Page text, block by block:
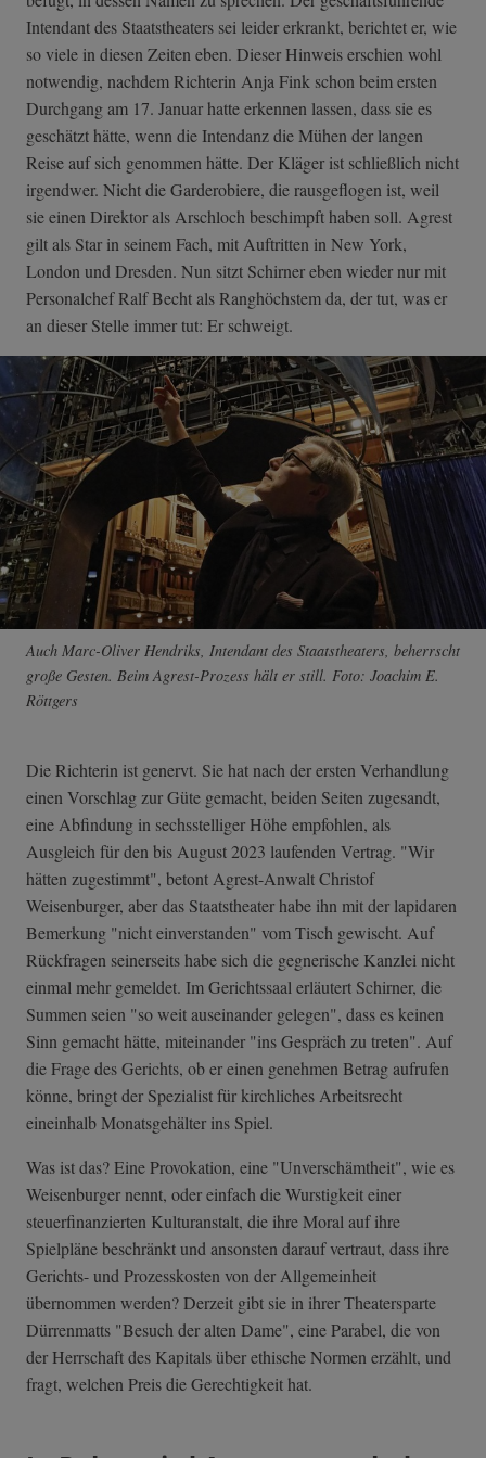
Intendant des Staatstheaters sei leider erkrankt, berichtet er, wie
so viele in diesen Zeiten eben. Dieser Hinweis erschien wohl
notwendig, nachdem Richterin Anja Fink schon beim ersten
Durchgang am 17. Januar hatte erkennen lassen, dass sie es
geschätzt hätte, wenn die Intendanz die Mühen der langen
Reise auf sich genommen hätte. Der Kläger ist schließlich nicht
irgendwer. Nicht die Garderobiere, die rausgeflogen ist, weil
sie einen Direktor als Arschloch beschimpft haben soll. Agrest
gilt als Star in seinem Fach, mit Auftritten in New York,
London und Dresden. Nun sitzt Schirner eben wieder nur mit
Personalchef Ralf Becht als Ranghöchstem da, der tut, was er
an dieser Stelle immer tut: Er schweigt.
Auch Marc-Oliver Hendriks, Intendant des Staatstheaters, beherrscht
große Gesten. Beim Agrest-Prozess hält er still. Foto: Joachim E.
Röttgers
Die Richterin ist genervt. Sie hat nach der ersten Verhandlung
einen Vorschlag zur Güte gemacht, beiden Seiten zugesandt,
eine Abfindung in sechsstelliger Höhe empfohlen, als
Ausgleich für den bis August 2023 laufenden Vertrag. "Wir
hätten zugestimmt", betont Agrest-Anwalt Christof
Weisenburger, aber das Staatstheater habe ihn mit der lapidaren
Bemerkung "nicht einverstanden" vom Tisch gewischt. Auf
Rückfragen seinerseits habe sich die gegnerische Kanzlei nicht
einmal mehr gemeldet. Im Gerichtssaal erläutert Schirner, die
Summen seien "so weit auseinander gelegen", dass es keinen
Sinn gemacht hätte, miteinander "ins Gespräch zu treten". Auf
die Frage des Gerichts, ob er einen genehmen Betrag aufrufen
könne, bringt der Spezialist für kirchliches Arbeitsrecht
eineinhalb Monatsgehälter ins Spiel.
Was ist das? Eine Provokation, eine "Unverschämtheit", wie es
Weisenburger nennt, oder einfach die Wurstigkeit einer
steuerfinanzierten Kulturanstalt, die ihre Moral auf ihre
Spielpläne beschränkt und ansonsten darauf vertraut, dass ihre
Gerichts- und Prozesskosten von der Allgemeinheit
übernommen werden? Derzeit gibt sie in ihrer Theatersparte
Dürrenmatts "Besuch der alten Dame", eine Parabel, die von
der Herrschaft des Kapitals über ethische Normen erzählt, und
fragt, welchen Preis die Gerechtigkeit hat.